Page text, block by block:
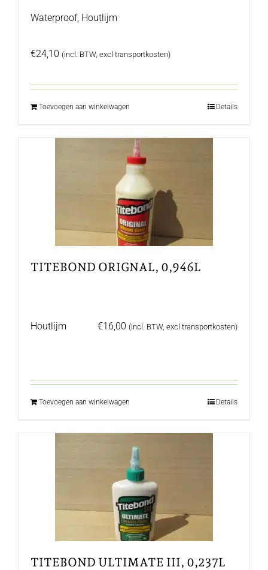
Waterproof, Houtlijm
€24,10 (incl. BTW, excl transportkosten)
Toevoegen aan winkelwagen Details
TITEBOND ORIGNAL, 0,946L
Houtlijm €16,00 (incl. BTW, excl transportkosten)
Toevoegen aan winkelwagen Details
TITEBOND ULTIMATE III, 0,237L